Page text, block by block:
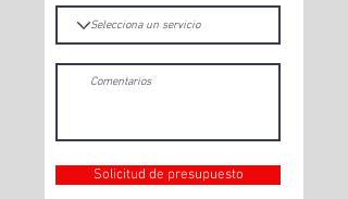
Solicitud de presupuesto